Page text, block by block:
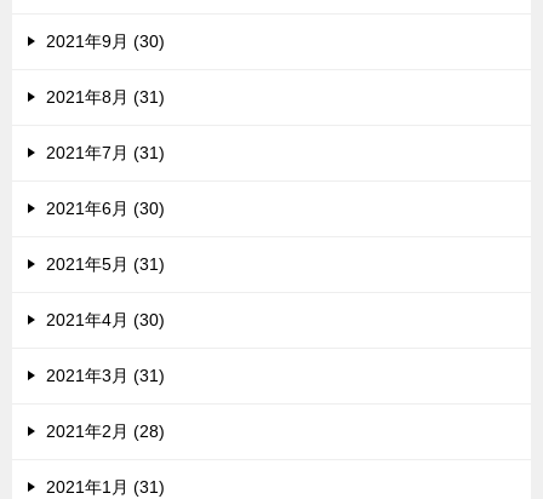
2021年9月 (30)
2021年8月 (31)
2021年7月 (31)
2021年6月 (30)
2021年5月 (31)
2021年4月 (30)
2021年3月 (31)
2021年2月 (28)
2021年1月 (31)